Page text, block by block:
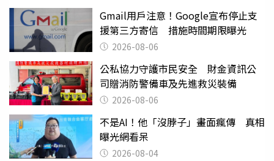
Gmail用戶注意！Google宣布停止支
援第三方寄信 措施時間期限曝光
2026-08-06
公私協力守護市民安全 財金資訊公
司贈消防警備車及先進救災裝備
2026-08-06
不是AI！他「沒脖子」畫面瘋傳 真相
曝光網看呆
2026-08-04